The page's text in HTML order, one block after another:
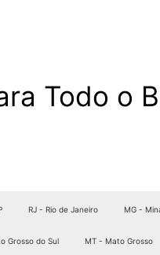
Todo o
RJ - Rio de Janeiro MG -
Grosso do Sul MT - Mato Grosso